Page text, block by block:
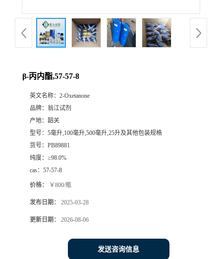
β-丙内酯,57-57-8
英文名称： 2-Oxetanone
品牌： 翁江试剂
产地： 韶关
型号： 5毫升,100毫升,500毫升,25升及其他包装规格
货号： PB89881
纯度： ≥98.0%
cas： 57-57-8
价格： ￥800/瓶
发布日期： 2025-03-28
更新日期： 2026-08-06
发送咨询信息